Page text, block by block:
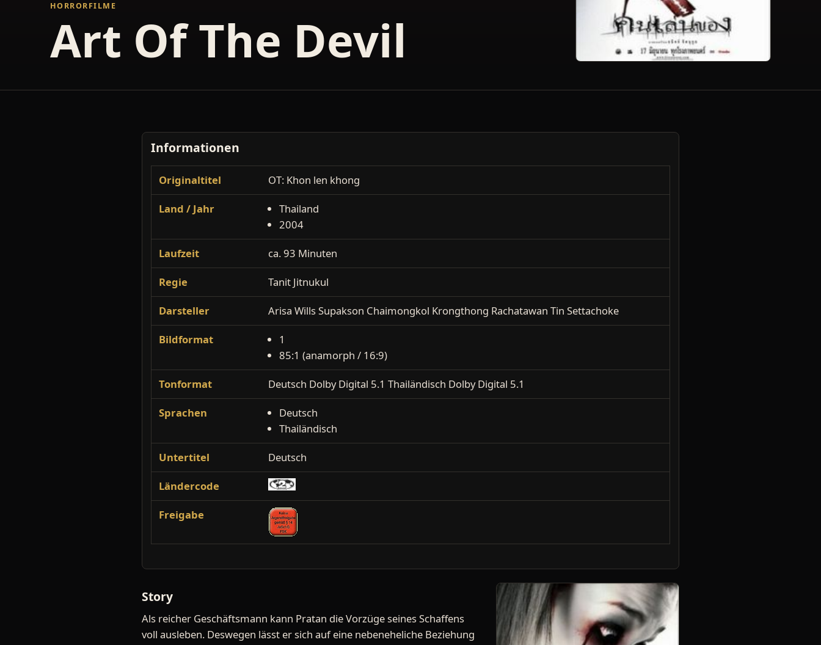
HORRORFILME
Art Of The Devil
Informationen
Originaltitel OT: Khon len khong
Land / Jahr
Thailand
2004
Laufzeit ca. 93 Minuten
Regie Tanit Jitnukul
Darsteller Arisa Wills Supakson Chaimongkol Krongthong Rachatawan Tin Settachoke
Bildformat
1
85:1 (anamorph / 16:9)
Tonformat Deutsch Dolby Digital 5.1 Thailändisch Dolby Digital 5.1
Sprachen
Deutsch
Thailändisch
Untertitel Deutsch
Ländercode
Freigabe
Story
Als reicher Geschäftsmann kann Pratan die Vorzüge seines Schaffens
voll ausleben. Deswegen lässt er sich auf eine nebeneheliche Beziehung